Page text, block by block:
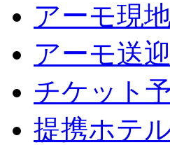
アーモ現
アーモ送
チケット
提携ホテ